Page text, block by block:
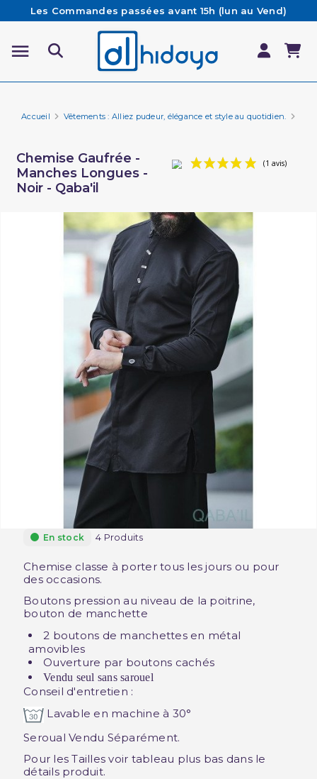
Les Commandes passées avant 15h (lun au Vend)
sont préparées et expédiées le jour même
Besoin d'aide ? Retrouvez notre FAQ
Livraison offerte à partir de 65€ d'achat*
Accueil Vêtements : Alliez pudeur, élégance et style au quotidien.
Chemise Gaufrée -
Manches Longues -
Noir - Qaba'il
En stock 4 Produits
Chemise classe à porter tous les jours ou pour
des occasions.
Boutons pression au niveau de la poitrine,
bouton de manchette
2 boutons de manchettes en métal
amovibles
Ouverture par boutons cachés
Vendu seul sans sarouel
Conseil d'entretien :
Lavable en machine à 30°
Seroual Vendu Séparément.
Pour les Tailles voir tableau plus bas dans le
détails produit.